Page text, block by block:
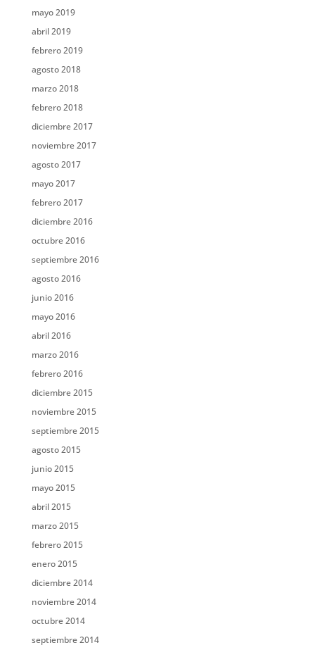
mayo 2019
abril 2019
febrero 2019
agosto 2018
marzo 2018
febrero 2018
diciembre 2017
noviembre 2017
agosto 2017
mayo 2017
febrero 2017
diciembre 2016
octubre 2016
septiembre 2016
agosto 2016
junio 2016
mayo 2016
abril 2016
marzo 2016
febrero 2016
diciembre 2015
noviembre 2015
septiembre 2015
agosto 2015
junio 2015
mayo 2015
abril 2015
marzo 2015
febrero 2015
enero 2015
diciembre 2014
noviembre 2014
octubre 2014
septiembre 2014